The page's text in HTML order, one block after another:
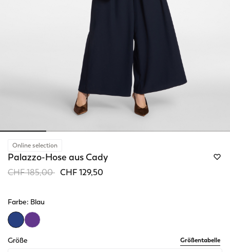
Online selection
Palazzo-Hose aus Cady
Price reduced from
CHF 185,00toCHF 129,50
Farbe: Blau
Größe
Größentabelle